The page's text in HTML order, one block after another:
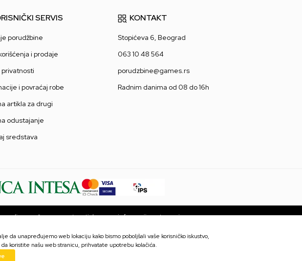
SERVIS
porudžbine
i prodaje
privatnosti
i povraćaj robe
artikla za drugi
odustajanje
sredstava
KONTAKT
Stopićeva 6, Beograd
063 10 48 564
porudzbine@games.rs
Radnim danima od 08 do 16h
ali ne možemo garantovati da su sve informacije potpune i
su dostupni u svakom trenutku. Dostupnost robe možete
063 10 48 564.
da unapređujemo web lokaciju kako bismo poboljšali vaše korisničko iskustvo,
koristite našu web stranicu, prihvatate upotrebu kolačića.